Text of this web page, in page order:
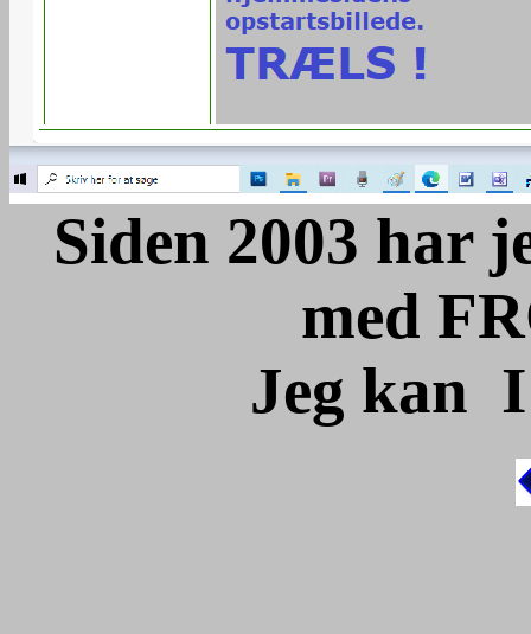
Siden 2003 har
med
Jeg kan